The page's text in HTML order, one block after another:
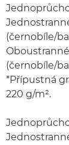
(černobíle/
(černobíle/
*Přípustná
220 g/m².